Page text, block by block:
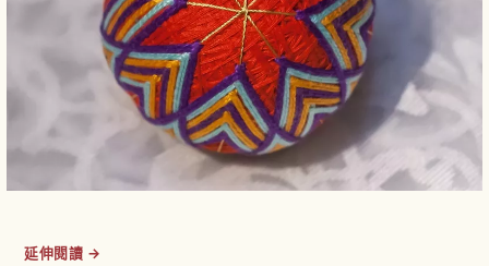
延伸閱讀 →